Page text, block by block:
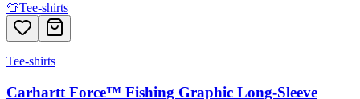
👕Tee-shirts
Tee-shirts
Carhartt Force™ Fishing Graphic Long-Sleeve